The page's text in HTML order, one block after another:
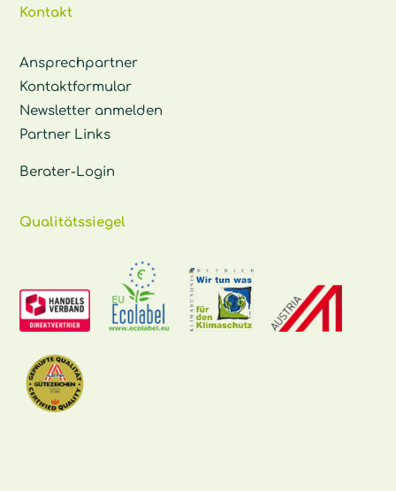
Kontakt
Ansprechpartner
Kontaktformular
Newsletter anmelden
Partner Links
Berater-Login
Qualitätssiegel